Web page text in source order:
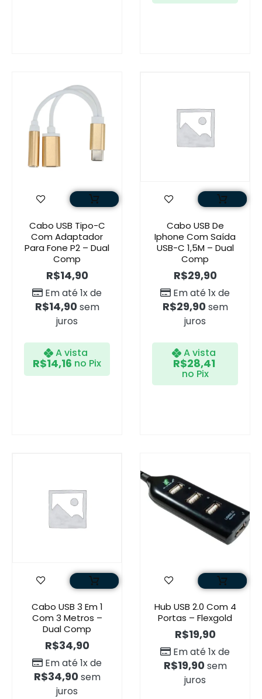
Cabo USB Tipo-C
Com Adaptador
Para Fone P2 – Dual
Comp
R$14,90
Em até 1x de
R$14,90 sem
juros
A vista
R$14,16 no Pix
Cabo USB De
Iphone Com Saída
USB-C 1,5M – Dual
Comp
R$29,90
Em até 1x de
R$29,90 sem
juros
A vista
R$28,41
no Pix
Cabo USB 3 Em 1
Com 3 Metros –
Dual Comp
R$34,90
Em até 1x de
R$34,90 sem
juros
Hub USB 2.0 Com 4
Portas – Flexgold
R$19,90
Em até 1x de
R$19,90 sem
juros